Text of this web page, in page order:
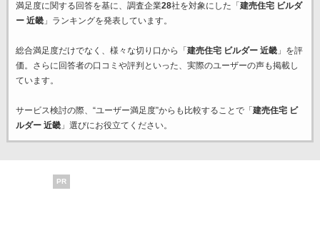
満足度に関する回答を基に、調査企業28社を対象にした「 建売住宅 ビルダ
ー 近畿」ランキングを発表しています。
総合満足度だけでなく、様々な切り口から「 建売住宅 ビルダー 近畿」を評
価。さらに回答者の口コミや評判といった、実際のユーザーの声も掲載し
ています。
サービス検討の際、“ユーザー満足度”からも比較することで「 建売住宅 ビ
ルダー 近畿」選びにお役立てください。
PR